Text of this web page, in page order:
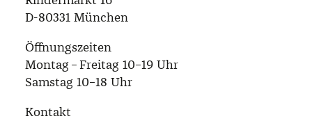
D-80331 München
Öffnungszeiten
Montag – Freitag 10–19 Uhr
Samstag 10–18 Uhr
Kontakt